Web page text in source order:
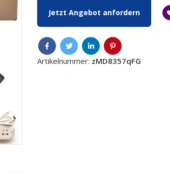
Jetzt Angebot anfordern
Artikelnummer: zMD8357qFG